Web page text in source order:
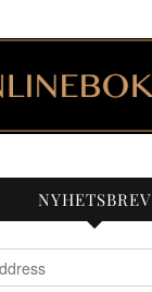
NYHETSBREV